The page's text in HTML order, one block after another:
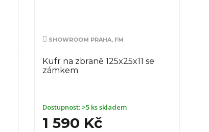
SHOWROOM PRAHA, FM
Kufr na zbraně 125x25x11 se
zámkem
Dostupnost: >5 ks skladem
1 590 Kč